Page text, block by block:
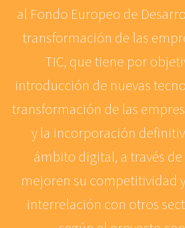
al Fondo Europeo de
transformación de las
TIC, que tiene por
introducción de nuevas
transformación de las
y la incorporación
ámbito digital, a través
mejoren su competitividad
interrelación con otros